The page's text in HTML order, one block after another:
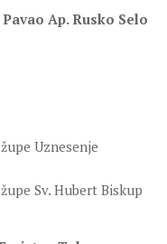
Ap. Rusko Selo
Uznesenje
Sv. Hubert Biskup